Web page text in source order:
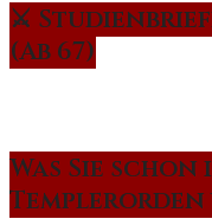
⚔️
(Ab 67)
Was Sie schon